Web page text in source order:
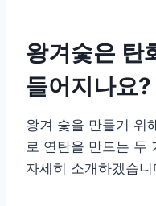
왕겨숯은 탄
들어지나요?
왕겨 숯을 만들기 위
로 연탄을 만드는 두
자세히 소개하겠습니